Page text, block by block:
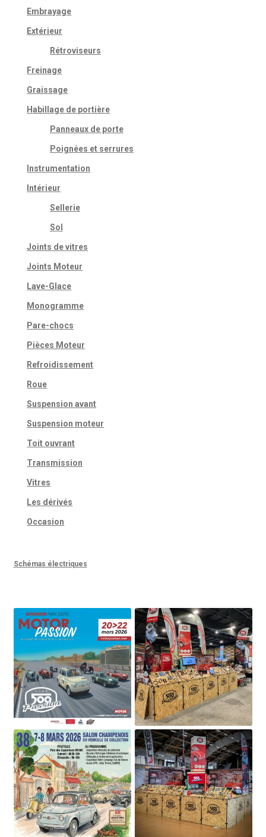
Embrayage
Extérieur
Rétroviseurs
Freinage
Graissage
Habillage de portière
Panneaux de porte
Poignées et serrures
Instrumentation
Intérieur
Sellerie
Sol
Joints de vitres
Joints Moteur
Lave-Glace
Monogramme
Pare-chocs
Pièces Moteur
Refroidissement
Roue
Suspension avant
Suspension moteur
Toit ouvrant
Transmission
Vitres
Les dérivés
Occasion
Schémas électriques